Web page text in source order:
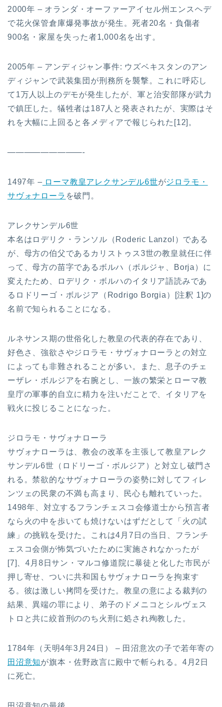
2000年 – オランダ・オーファーアイセル州エンスヘデ
で花火保管倉庫爆発事故が発生。死者20名・負傷者
900名・家屋を失った者1,000名を出す。
2005年 – アンディジャン事件: ウズベキスタンのアン
ディジャンで武装集団が刑務所を襲撃。これに呼応し
て1万人以上のデモが発生したが、軍と治安部隊が武力
で鎮圧した。犠牲者は187人と発表されたが、実際はそ
れを大幅に上回ると各メディアで報じられた[12]。
—————————-
1497年 – ローマ教皇アレクサンデル6世がジロラモ・
サヴォナローラ を破門。
アレクサンデル6世
本名はロデリク・ランソル（Roderic Lanzol）である
が、母方の伯父であるカリストゥス3世の教皇就任に伴
って、母方の苗字であるボルハ（ボルジャ、Borja）に
変えたため、ロデリク・ボルハのイタリア語読みであ
るロドリーゴ・ボルジア（Rodrigo Borgia）[注釈 1]の
名前で知られることになる。
ルネサンス期の世俗化した教皇の代表的存在であり、
好色さ、強欲さやジロラモ・サヴォナローラとの対立
によっても非難されることが多い。また、息子のチェ
ーザレ・ボルジアを右腕とし、一族の繁栄とローマ教
皇庁の軍事的自立に精力を注いだことで、イタリアを
戦火に投じることになった。
ジロラモ・サヴォナローラ
サヴォナローラは、教会の改革を主張して教皇アレク
サンデル6世（ロドリーゴ・ボルジア）と対立し破門さ
れる。禁欲的なサヴォナローラの姿勢に対してフィレ
ンツェの民衆の不満も高まり、民心も離れていった。
1498年、対立するフランチェスコ会修道士から預言者
なら火の中を歩いても焼けないはずだとして「火の試
練」の挑戦を受けた。これは4月7日の当日、フランチ
ェスコ会側が怖気づいたために実施されなかったが
[7]、4月8日サン・マルコ修道院に暴徒と化した市民が
押し寄せ、ついに共和国もサヴォナローラを拘束す
る。彼は激しい拷問を受けた。教皇の意による裁判の
結果、異端の罪により、弟子のドメニコとシルヴェス
トロと共に絞首刑ののち火刑に処され殉教した。
1784年（天明4年3月24日） – 田沼意次の子で若年寄の
田沼意知が旗本・佐野政言に殿中で斬られる。4月2日
に死亡。